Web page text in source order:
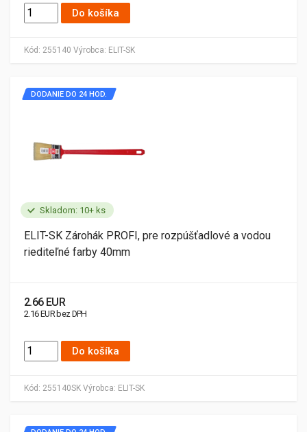
Kód: 255140 Výrobca: ELIT-SK
Do košíka
Skladom: 10+ ks
Kód: 255140SK Výrobca: ELIT-SK
DODANIE DO 24 HOD.
ELIT-SK Zárohák PROFI, pre rozpúšťadlové a vodou
riediteľné farby 40mm
2.66 EUR
2.16 EUR bez DPH
Do košíka